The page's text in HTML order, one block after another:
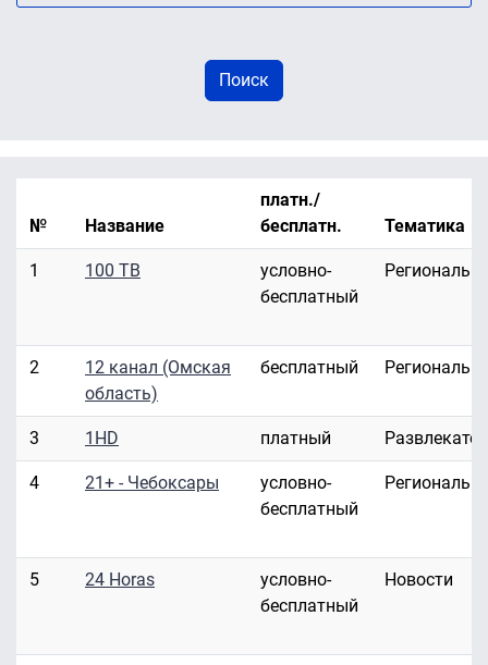
№ Название
платн./
бесплатн.
Тематика
1 100 ТВ
условно-
бесплатный
2
12 канал (Омская
область)
бесплатный
3 1HD платный
4 21+ - Чебоксары
условно-
бесплатный
5 24 Horas
условно-
бесплатный
Новости